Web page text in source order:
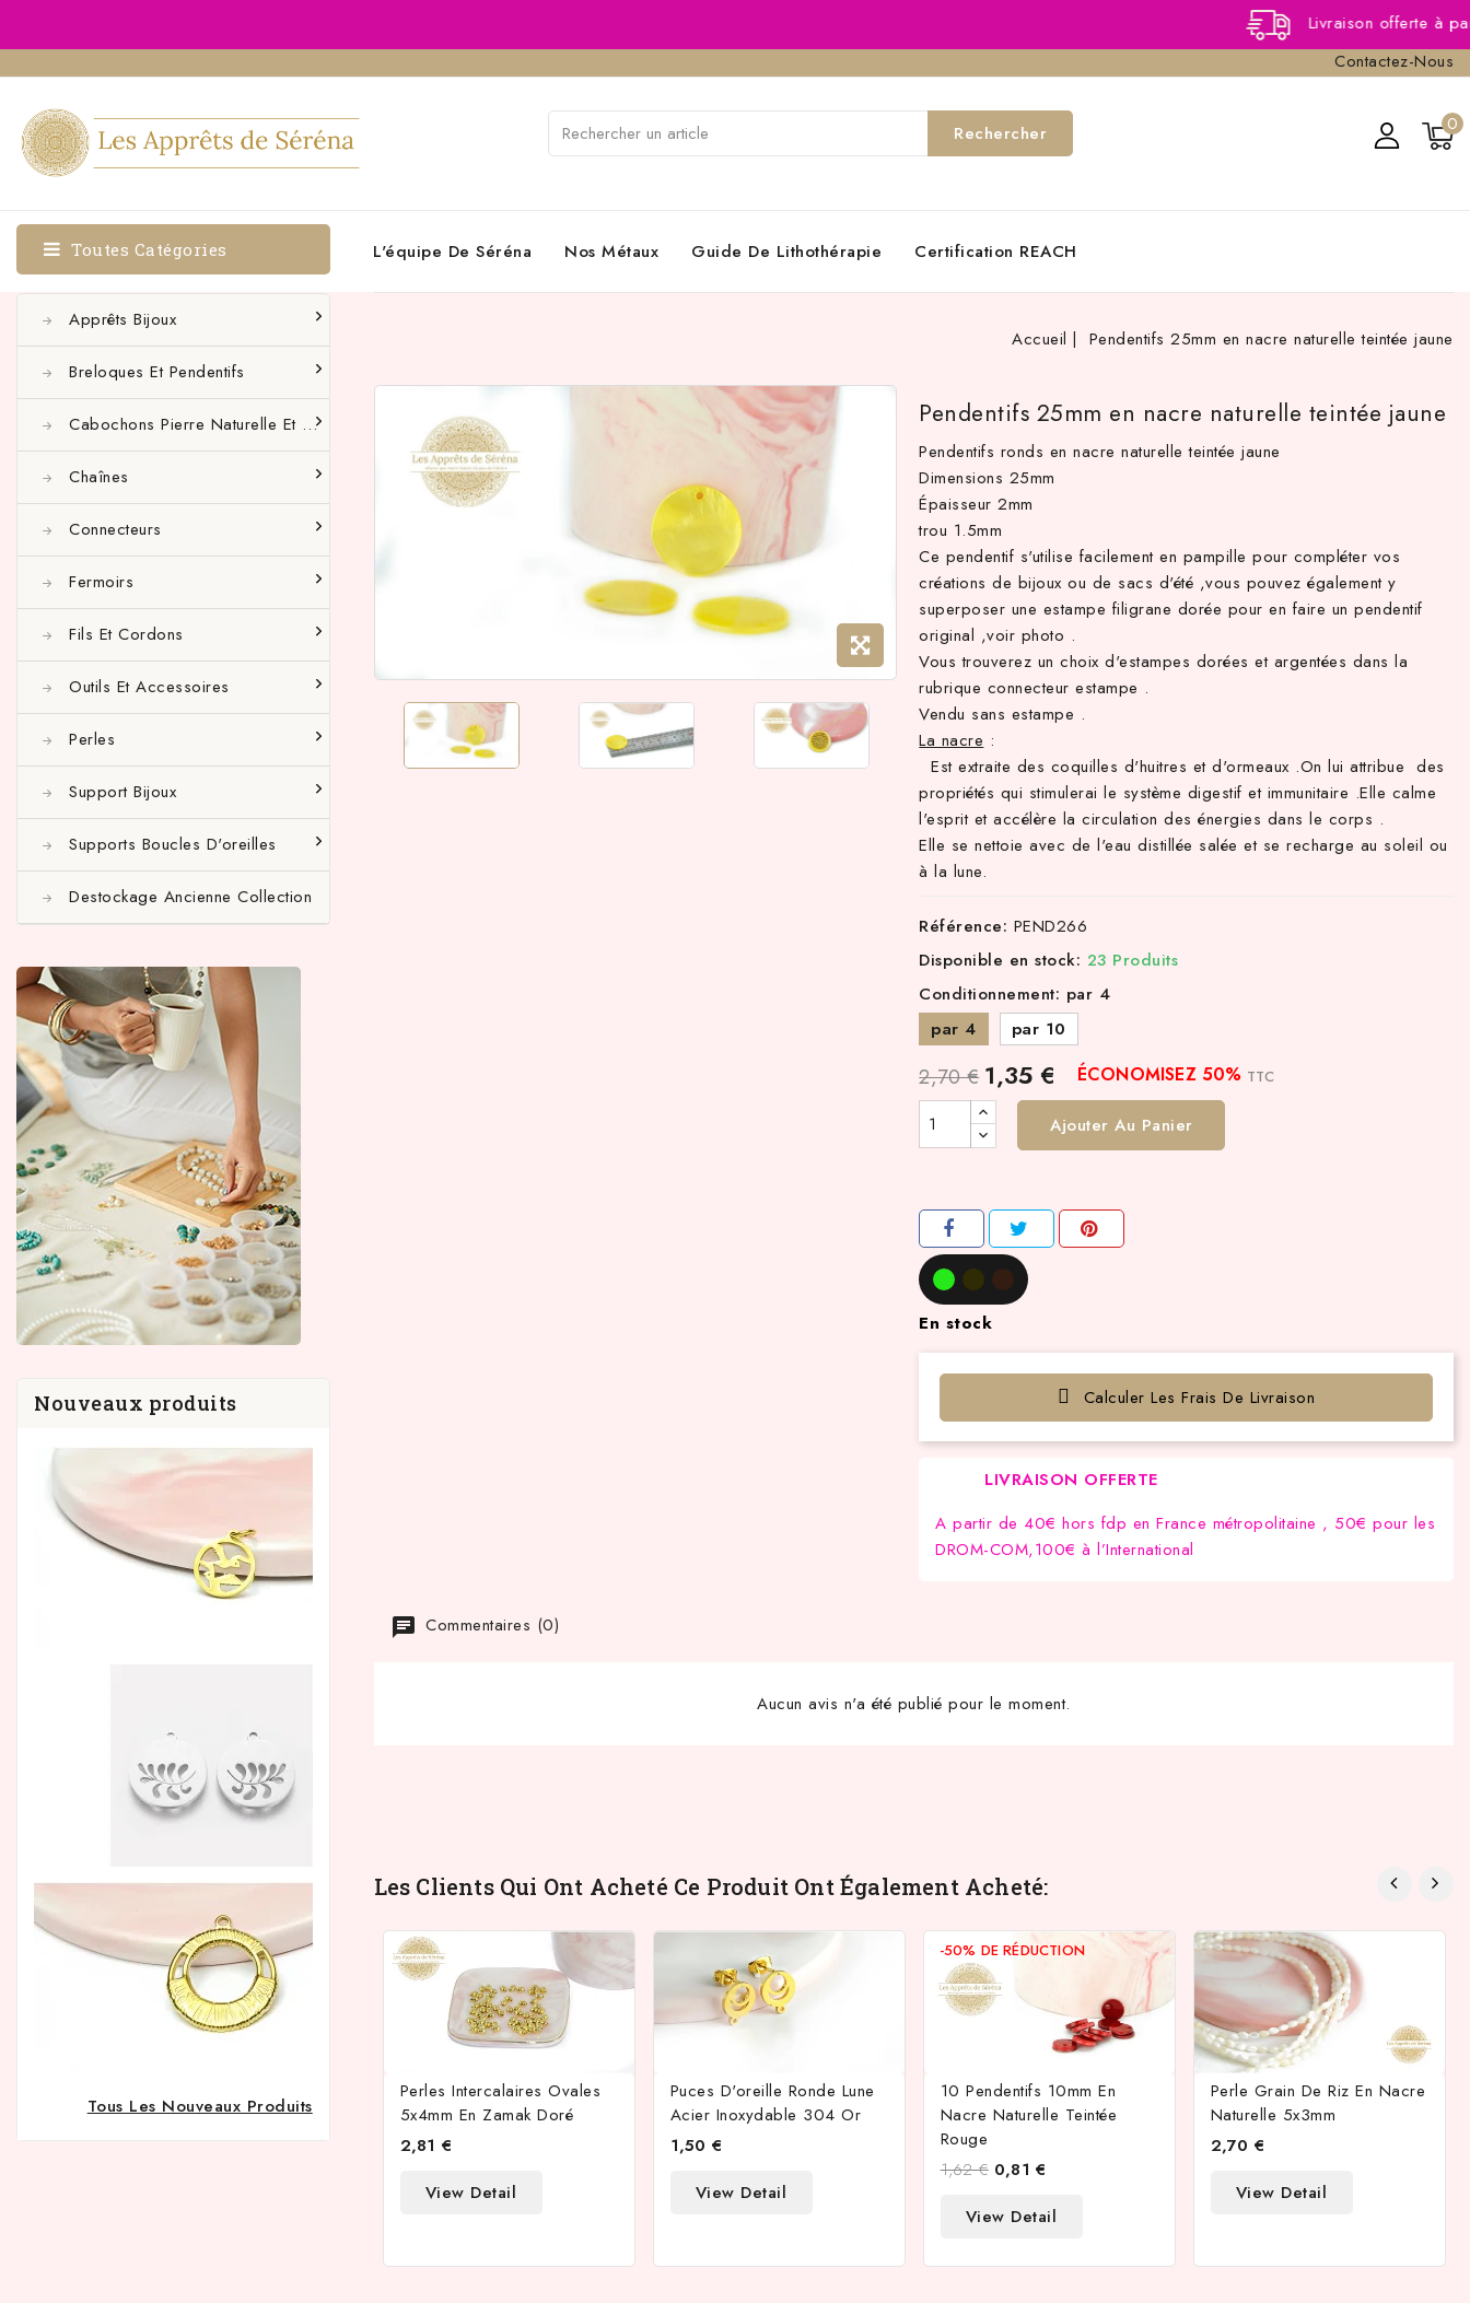
Livraison offerte à partir de
Contactez-Nous
0
Rechercher
L'équipe De Séréna Nos Métaux Guide De Lithothérapie Certification REACH
Toutes Catégories
Apprêts Bijoux
Perles À Écraser Et
Terminaisons De
Rallonge
Breloques Et Pendentifs
Cabochons Pierre Naturelle Et Autres
Chaînes
Connecteurs
Connecteurs Bases
Fermoirs
Fils Et Cordons
Outils Et Accessoires
Perles
Argent
Support Bijoux
Supports Boucles D'oreilles
Destockage Ancienne Collection
Nouveaux produits
Tous Les Nouveaux Produits
Accueil Pendentifs 25mm en nacre naturelle teintée jaune
Pendentifs 25mm en nacre naturelle teintée jaune
Pendentifs ronds en nacre naturelle teintée jaune
Dimensions 25mm
Épaisseur 2mm
trou 1.5mm
Ce pendentif s'utilise facilement en pampille pour compléter vos
créations de bijoux ou de sacs d'été ,vous pouvez également y
superposer une estampe filigrane dorée pour en faire un pendentif
original ,voir photo .
Vous trouverez un choix d'estampes dorées et argentées dans la
rubrique connecteur estampe .
Vendu sans estampe .
La nacre :
Est extraite des coquilles d'huitres et d'ormeaux .On lui attribue des
propriétés qui stimulerai le système digestif et immunitaire .Elle calme
l'esprit et accélère la circulation des énergies dans le corps .
Elle se nettoie avec de l'eau distillée salée et se recharge au soleil ou
à la lune.
Référence: PEND266
Disponible en stock: 23 Produits
Conditionnement: par 4
par 4
par 10
2,70 € 1,35 € ÉCONOMISEZ 50% TTC
Ajouter Au Panier
En stock
Calculer Les Frais De Livraison
LIVRAISON OFFERTE
A partir de 40€ hors fdp en France métropolitaine , 50€ pour les
DROM-COM,100€ à l’International
Commentaires (0)
Aucun avis n'a été publié pour le moment.
Les Clients Qui Ont Acheté Ce Produit Ont Également Acheté:
Perles Intercalaires Ovales
5x4mm En Zamak Doré
2,81 €
View Detail
Puces D'oreille Ronde Lune
Acier Inoxydable 304 Or
1,50 €
View Detail
10 Pendentifs 10mm En
Nacre Naturelle Teintée
Rouge
1,62 €
-50% DE RÉDUCTION
0,81 €
View Detail
Perle Grain De Riz En Nacre
Naturelle 5x3mm
2,70 €
View Detail